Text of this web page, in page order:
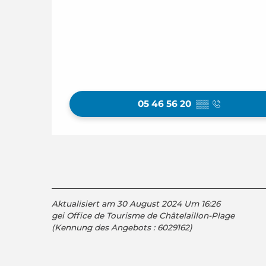
05 46 56 20 ▒▒
Aktualisiert am 30 August 2024 Um 16:26
gei Office de Tourisme de Châtelaillon-Plage
(Kennung des Angebots : 6029162)